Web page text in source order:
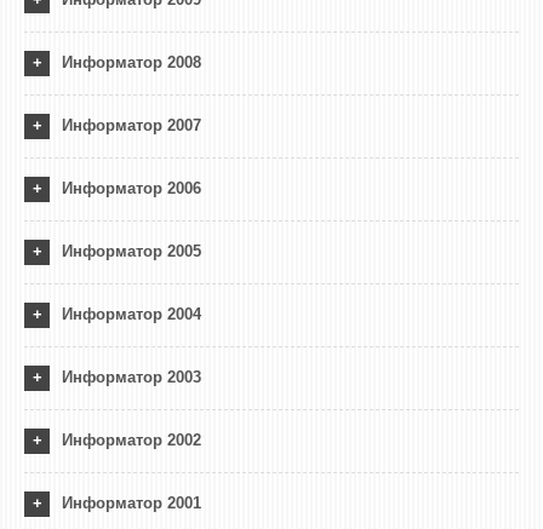
ЛЕКТОРИ
ЛАБОРАНТИ
ПЕНЗИОНИРАН КАДАР
СТУДИИ
I ЦИКЛУС - ДОДИПЛОМСКИ
МЕЃУНАРОДНА РАЗМЕНА
ЕКВИВАЛЕНЦИИ ОД СТАРИ СТУДИСКИ ПРОГРАМИ
СООПШТЕНИЈА
Информатор 2008
Информатор 2007
Информатор 2006
Информатор 2005
Информатор 2004
Информатор 2003
Информатор 2002
Информатор 2001